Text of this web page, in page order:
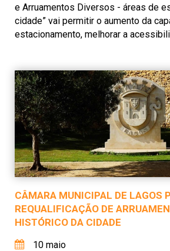
e Arruamentos Diversos - áreas de
cidade” vai permitir o aumento da
estacionamento, melhorar a
CÂMARA MUNICIPAL DE LAGOS
REQUALIFICAÇÃO DE
HISTÓRICO DA CIDADE
10 maio